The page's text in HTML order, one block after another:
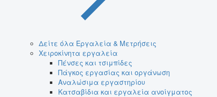
Δείτε όλα Εργαλεία & Μετρήσεις
Χειροκίνητα εργαλεία
Πένσες και τσιμπίδες
Πάγκος εργασίας και οργάνωση
Αναλώσιμα εργαστηρίου
Κατσαβίδια και εργαλεία ανοίγματος